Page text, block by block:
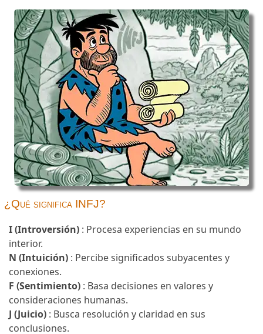
¿Qué significa INFJ?
I (Introversión) : Procesa experiencias en su mundo
interior.
N (Intuición) : Percibe significados subyacentes y
conexiones.
F (Sentimiento) : Basa decisiones en valores y
consideraciones humanas.
J (Juicio) : Busca resolución y claridad en sus
conclusiones.